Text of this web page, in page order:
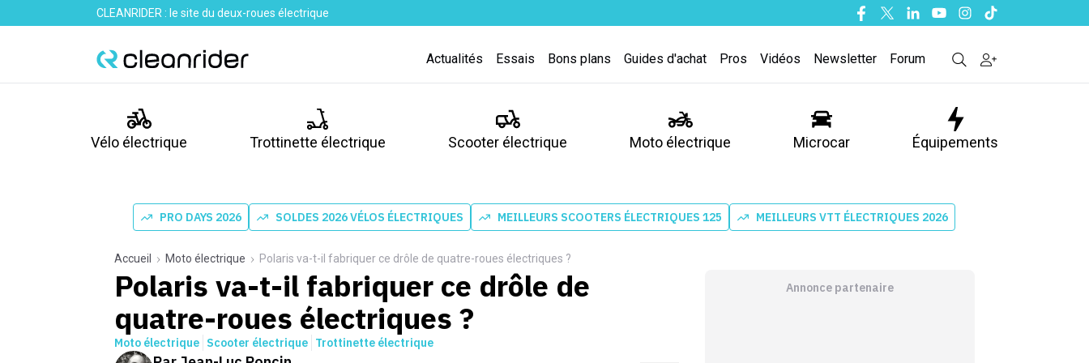
CLEANRIDER : le site du deux-roues électrique Facebook
TwitterLinkedinYoutubeInstagram
Tiktok
Actualités Essais Bons plans Guides d'achat Pros Vidéos Newsletter Forum
Vélo électrique Trottinette électrique Scooter électrique Moto électrique Microcar Équipements
PRO DAYS 2026 SOLDES 2026 VÉLOS ÉLECTRIQUES MEILLEURS SCOOTERS ÉLECTRIQUES 125 MEILLEURS VTT ÉLECTRIQUES 2026
Accueil Moto électrique Polaris va-t-il fabriquer ce drôle de quatre-roues électriques ?
Polaris va-t-il fabriquer ce drôle de
quatre-roues électriques ?
Moto électrique Scooter électrique Trottinette électrique
Annonce partenaire